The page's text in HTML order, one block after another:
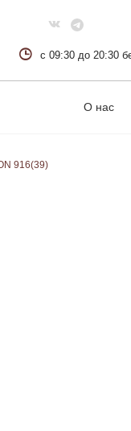
с 09:30 до 20:30
О нас
916(39)